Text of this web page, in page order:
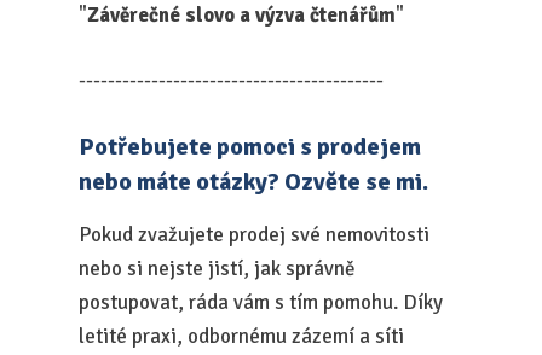
"Závěrečné slovo a výzva čtenářům"
------------------------------------------
Potřebujete pomoci s prodejem
nebo máte otázky? Ozvěte se mi.
Pokud zvažujete prodej své nemovitosti
nebo si nejste jistí, jak správně
postupovat, ráda vám s tím pomohu. Díky
letité praxi, odbornému zázemí a síti